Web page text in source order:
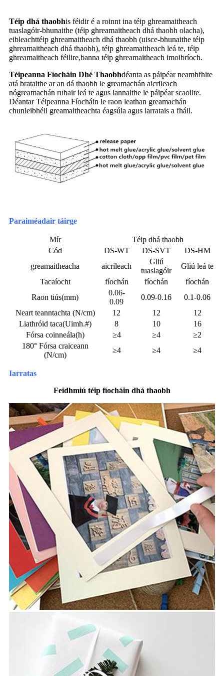
Téip dhá thaobhis féidir é a roinnt ina téip ghreamaitheach
tuaslagóir-bhunaithe (téip ghreamaitheach dhá thaobh olacha),
eibleachttéip ghreamaitheach dhá thaobh (uisce-bhunaithe téip
ghreamaitheach dhá thaobh), téip ghreamaitheach leá te, téip
ghreamaitheach féilire,banna téip ghreamaitheach imoibríoch.
Téipeanna Fíocháin Dhé Thaobhdéanta as páipéar neamhfhite
atá brataithe ar an dá thaobh le greamachán aicrileach
nógreamachán rubair leá te agus lannaithe le páipéar scaoilte.
Déantar Téipeanna Fíocháin le raon leathan greamachán
chunleibhéil greamaitheachta éagsúla agus iarratais a fháil.
Paraiméadair táirge
Mír
Téip dhá thaobh
Cód
DS-WT DS-SVT
DS-HM
greamaitheacha
aicrileach
Gliú
tuaslagóir
Gliú leá te
Tacaíocht
fíochán fíochán
fíochán
Raon tiús(mm)
0.06-
0.09
0.09-0.16
0.1-0.06
Neart teanntachta (N/cm)
12 12
12
Liathróid taca(Uimh.#)
8 10
16
Fórsa coinneála(h)
≥4 ≥4
≥2
180° Fórsa craiceann
(N/cm)
≥4 ≥4 ≥4
Iarratas
Feidhmiú téip fíocháin dhá thaobh